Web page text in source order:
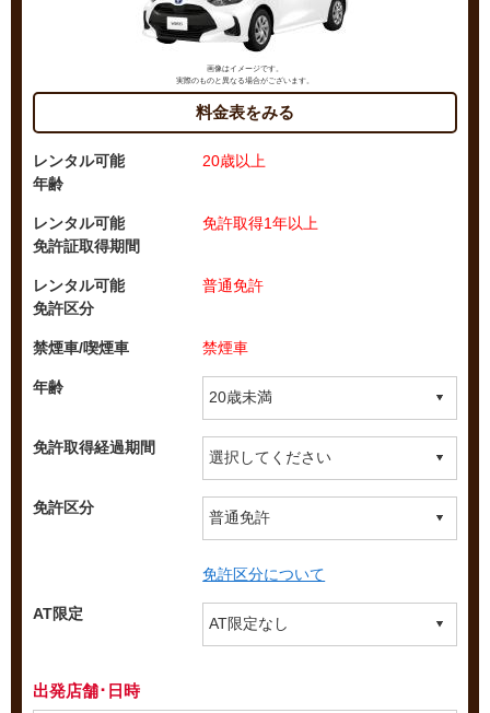
画像はイメージです。
実際のものと異なる場合がございます。
料金表をみる
レンタル可能
年齢
20歳以上
レンタル可能
免許証取得期間
免許取得1年以上
レンタル可能
免許区分
普通免許
禁煙車/喫煙車 禁煙車
年齢
免許取得経過期間
免許区分
免許区分について
AT限定
出発店舗･日時